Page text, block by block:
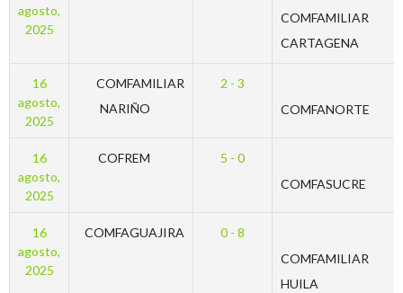
agosto,
2025
COMFAMILIAR
CARTAGENA
16
agosto,
2025
COMFAMILIAR
NARIÑO
2 - 3
COMFANORTE
16
agosto,
2025
COFREM
5 - 0
COMFASUCRE
16
agosto,
2025
COMFAGUAJIRA
0 - 8
COMFAMILIAR
HUILA